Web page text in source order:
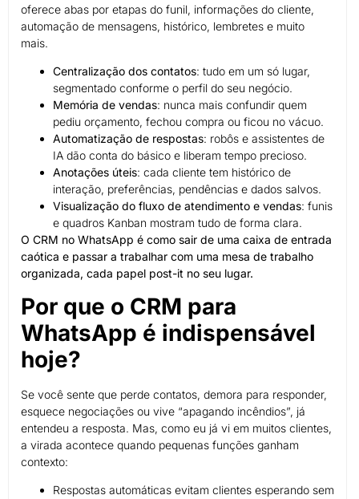
oferece abas por etapas do funil, informações do cliente,
automação de mensagens, histórico, lembretes e muito
mais.
Centralização dos contatos: tudo em um só lugar,
segmentado conforme o perfil do seu negócio.
Memória de vendas: nunca mais confundir quem
pediu orçamento, fechou compra ou ficou no vácuo.
Automatização de respostas: robôs e assistentes de
IA dão conta do básico e liberam tempo precioso.
Anotações úteis: cada cliente tem histórico de
interação, preferências, pendências e dados salvos.
Visualização do fluxo de atendimento e vendas: funis
e quadros Kanban mostram tudo de forma clara.
O CRM no WhatsApp é como sair de uma caixa de entrada
caótica e passar a trabalhar com uma mesa de trabalho
organizada, cada papel post-it no seu lugar.
Por que o CRM para
WhatsApp é indispensável
hoje?
Se você sente que perde contatos, demora para responder,
esquece negociações ou vive “apagando incêndios”, já
entendeu a resposta. Mas, como eu já vi em muitos clientes,
a virada acontece quando pequenas funções ganham
contexto:
Respostas automáticas evitam clientes esperando sem